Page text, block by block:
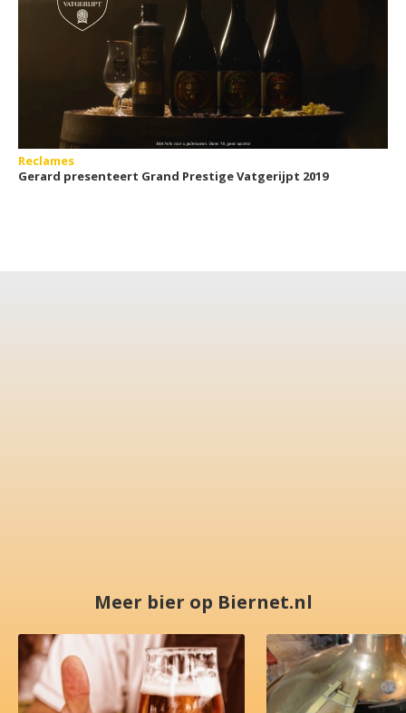
Reclames
Gerard presenteert Grand Prestige Vatgerijpt 2019
Meer bier op Biernet.nl